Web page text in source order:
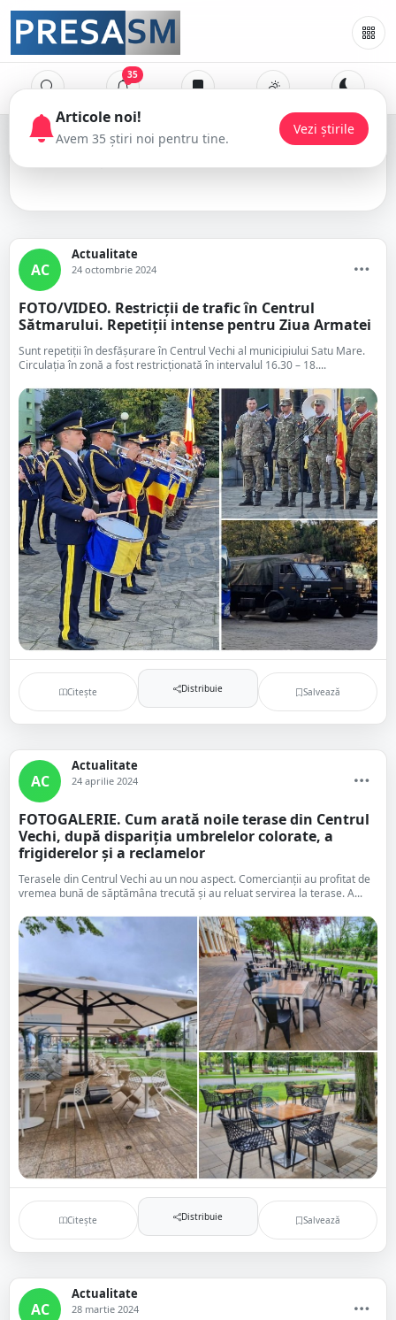
35
Centrul Vechi
AC
Actualitate
24 octombrie 2024
FOTO/VIDEO. Restricții de trafic în Centrul
Sătmarului. Repetiții intense pentru Ziua Armatei
Sunt repetiții în desfășurare în Centrul Vechi al municipiului Satu Mare.
Circulația în zonă a fost restricționată în intervalul 16.30 – 18....
Citește Distribuie Salvează
AC
Actualitate
24 aprilie 2024
FOTOGALERIE. Cum arată noile terase din Centrul
Vechi, după dispariția umbrelelor colorate, a
frigiderelor și a reclamelor
Terasele din Centrul Vechi au un nou aspect. Comercianții au profitat de
vremea bună de săptămâna trecută și au reluat servirea la terase. A...
Citește Distribuie Salvează
AC
Actualitate
28 martie 2024